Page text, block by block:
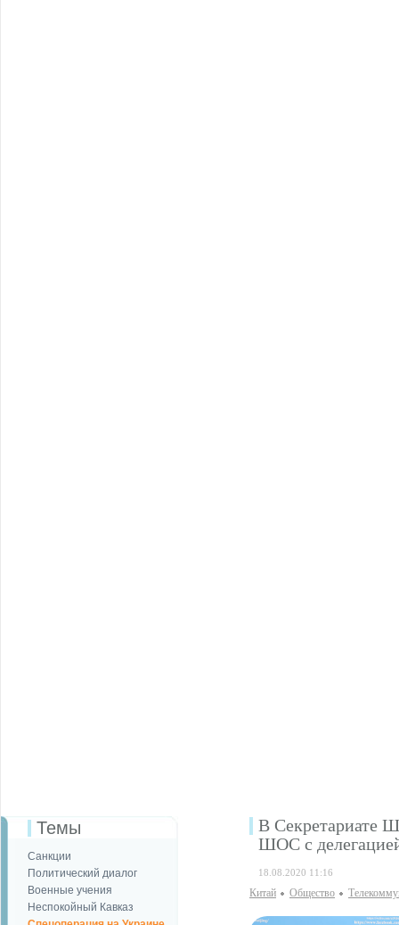
Темы
Санкции
Политический диалог
Военные учения
Неспокойный Кавказ
В Секретариате
ШОС с
18.08.2020 11:16
Китай Общество